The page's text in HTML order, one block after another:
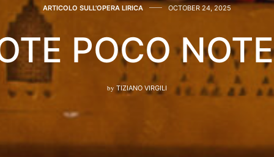
ARTICOLO SULL'OPERA LIRICA OCTOBER 24, 2025
POCO
by TIZIANO VIRGILI